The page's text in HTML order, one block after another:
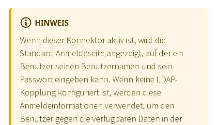
HINWEIS
Wenn dieser Konnektor aktiv ist, wird die
Standard-Anmeldeseite angezeigt, auf der ein
Benutzer seinen Benutzernamen und sein
Passwort eingeben kann. Wenn keine LDAP-
Kopplung konfiguriert ist, werden diese
Anmeldeinformationen verwendet, um den
Benutzer gegen die verfügbaren Daten in der